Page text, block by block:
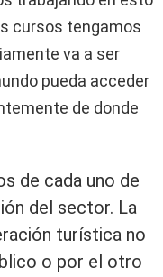
cursos tengamos
va a ser
pueda acceder
de donde
de cada uno de
del sector. La
turística no
o por el otro